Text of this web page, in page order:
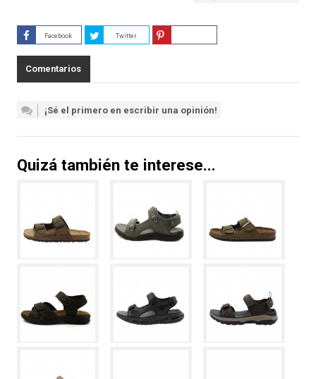
Facebook Twitter
Comentarios
¡Sé el primero en escribir una opinión!
Quizá también te interese...